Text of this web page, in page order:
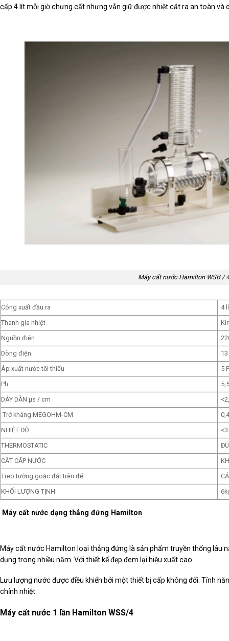
cấp 4 lít mỗi giờ chưng cất nhưng vẫn giữ được nhiệt cắt ra an toàn và
Máy cất nước Hamilton WSB / 4
Công xuất đầu ra
4
Thanh gia nhiệt
Nguồn điện
Dòng điện
Áp xuất nước tối thiểu
5
Ph
DÂY DẪN µs / cm
Trở kháng MEGOHM-CM
NHIỆT ĐỘ
THERMOSTATIC
CẮT CẤP NƯỚC
Treo tường goặc đặt trên đế
KHỐI LƯỢNG TỊNH
Máy cất nước dạng thẳng đứng Hamilton
Máy cất nước Hamilton loại thẳng đứng là sản phẩm truyền thống lâu
dụng trong nhiều năm. Với thiết kế đẹp đem lại hiệu xuất cao
Lưu lượng nước được điều khiển bởi một thiết bị cấp không đổi. Tính
chỉnh nhiệt.
Máy cất nước 1 lần Hamilton WSS/4